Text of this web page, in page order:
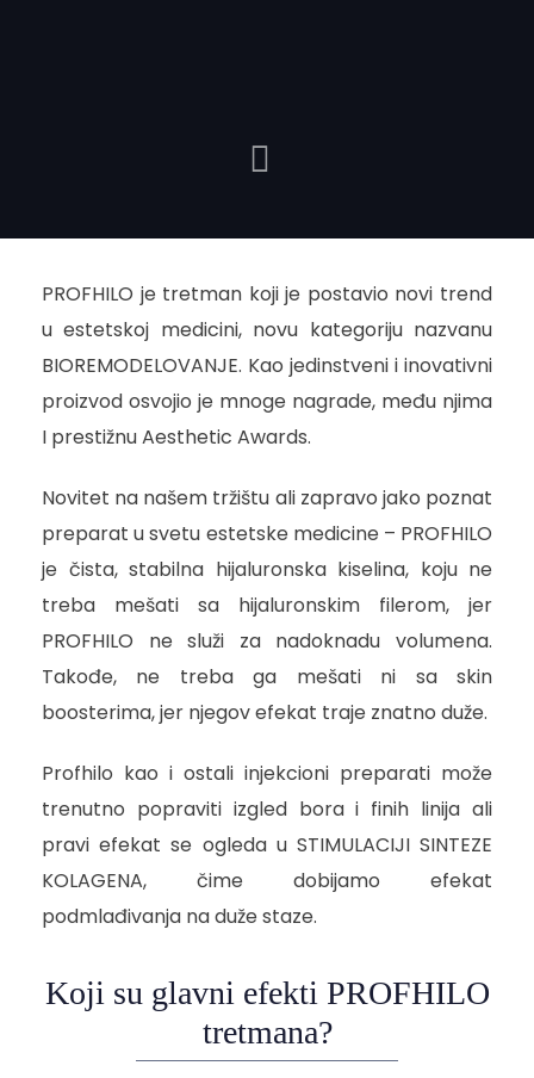
PROFHILO je tretman koji je postavio novi trend
u estetskoj medicini, novu kategoriju nazvanu
BIOREMODELOVANJE. Kao jedinstveni i inovativni
proizvod osvojio je mnoge nagrade, među njima
I prestižnu Aesthetic Awards.
Novitet na našem tržištu ali zapravo jako poznat
preparat u svetu estetske medicine – PROFHILO
je čista, stabilna hijaluronska kiselina, koju ne
treba mešati sa hijaluronskim filerom, jer
PROFHILO ne služi za nadoknadu volumena.
Takođe, ne treba ga mešati ni sa skin
boosterima, jer njegov efekat traje znatno duže.
Profhilo kao i ostali injekcioni preparati može
trenutno popraviti izgled bora i finih linija ali
pravi efekat se ogleda u STIMULACIJI SINTEZE
KOLAGENA, čime dobijamo efekat
podmlađivanja na duže staze.
Koji su glavni efekti PROFHILO
tretmana?